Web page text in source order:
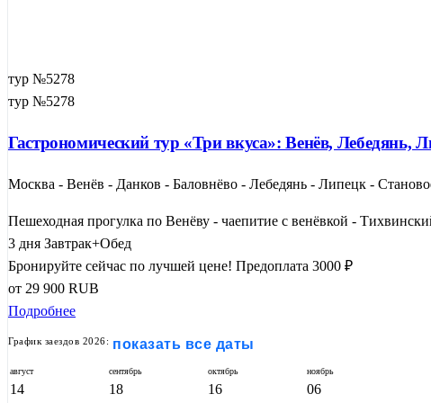
тур №5278
тур №5278
Гастрономический тур «Три вкуса»: Венёв, Лебедянь,
Москва - Венёв - Данков - Баловнёво - Лебедянь - Липецк -
Пешеходная прогулка по Венёву - чаепитие с венёвкой -
3 дня Завтрак+Обед
Бронируйте сейчас по лучшей цене! Предоплата 3000 ₽
от 29 900 RUB
Подробнее
График заездов 2026: показать все даты
август
14
сентябрь
18
октябрь
16
ноябрь
06